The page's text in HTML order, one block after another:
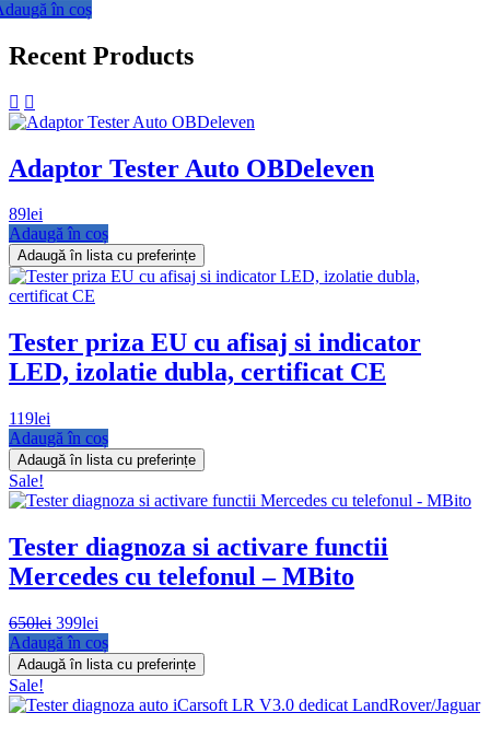
inițial
650lei.
curent
399lei.
în coș
Recent Products
Adaptor Tester Auto OBDeleven
89lei
Adaugă în coș
Adaugă în lista cu preferințe
Tester priza EU cu afisaj si indicator
LED, izolatie dubla, certificat CE
119lei
Adaugă în coș
Adaugă în lista cu preferințe
Sale!
Tester diagnoza si activare functii
Mercedes cu telefonul – MBito
650lei Prețul
inițial
a
fost:
650lei.
399lei
curent
este:
399lei.
Adaugă în coș
Adaugă în lista cu preferințe
Sale!